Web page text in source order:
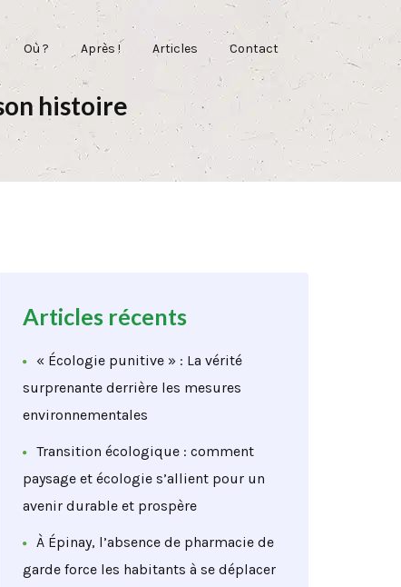
Où ? Après ! Articles Contact
histoire
Articles récents
« Écologie punitive » : La vérité
surprenante derrière les mesures
environnementales
Transition écologique : comment
paysage et écologie s’allient pour un
avenir durable et prospère
À Épinay, l’absence de pharmacie de
garde force les habitants à se déplacer